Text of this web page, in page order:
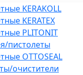
KERAKOLL
KERATEX
PLITONIT
пистолеты
OTTOSEAL
очистители